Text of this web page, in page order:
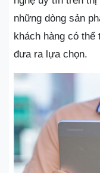
những dòng sản
khách hàng có
đưa ra lựa chọn.